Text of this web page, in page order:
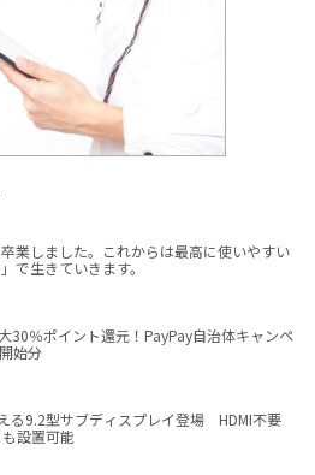
業しました。これからは最高に使いやすい
で生きていきます。
30％ポイント還元！PayPay自治体キャンペ
始分
る9.2型サブディスプレイ登場 HDMI不要
設置可能